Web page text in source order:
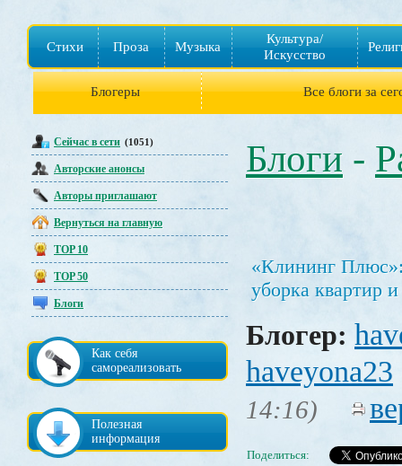
Стихи Проза Музыка
Культура/
Искусство
Блогеры Все блоги за
Сейчас в сети (1051)
Авторские анонсы
Авторы приглашают
Вернуться на главную
TOP 10
TOP 50
Блоги
Как себя
самореализовать
Полезная
информация
Блоги -
«Клининг
уборка квартир
Блогер:
haveyona23
14:16)
Поделиться: